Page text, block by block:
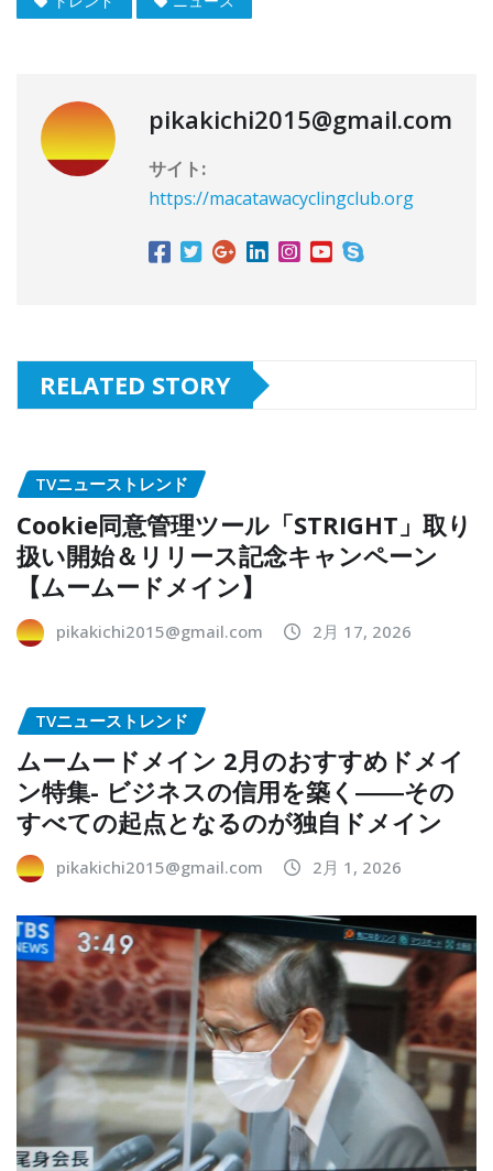
pikakichi2015@gmail.com
サイト:
https://macatawacyclingclub.org
RELATED STORY
TVニューストレンド
Cookie同意管理ツール「STRIGHT」取り
扱い開始＆リリース記念キャンペーン
【ムームードメイン】
pikakichi2015@gmail.com 2月 17, 2026
TVニューストレンド
ムームードメイン 2月のおすすめドメイ
ン特集- ビジネスの信用を築く――その
すべての起点となるのが独自ドメイン
pikakichi2015@gmail.com 2月 1, 2026